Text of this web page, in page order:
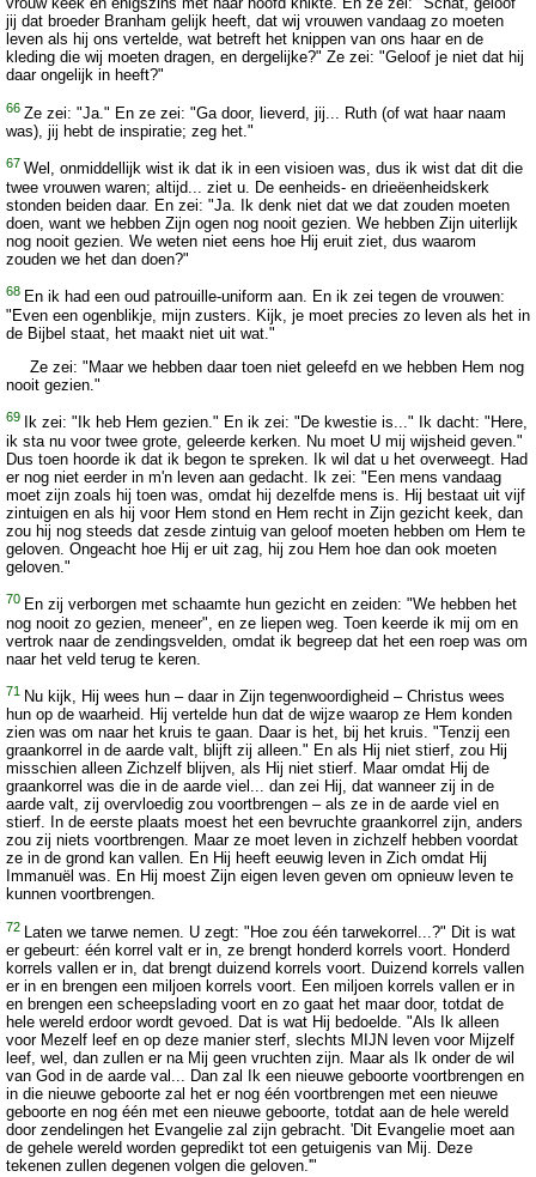
jij dat broeder Branham gelijk heeft, dat wij vrouwen vandaag zo moeten
leven als hij ons vertelde, wat betreft het knippen van ons haar en de
kleding die wij moeten dragen, en dergelijke?" Ze zei: "Geloof je niet dat hij
daar ongelijk in heeft?"
66 Ze zei: "Ja." En ze zei: "Ga door, lieverd, jij... Ruth (of wat haar naam
was), jij hebt de inspiratie; zeg het."
67 Wel, onmiddellijk wist ik dat ik in een visioen was, dus ik wist dat dit die
twee vrouwen waren; altijd... ziet u. De eenheids- en drieëenheidskerk
stonden beiden daar. En zei: "Ja. Ik denk niet dat we dat zouden moeten
doen, want we hebben Zijn ogen nog nooit gezien. We hebben Zijn uiterlijk
nog nooit gezien. We weten niet eens hoe Hij eruit ziet, dus waarom
zouden we het dan doen?"
68 En ik had een oud patrouille-uniform aan. En ik zei tegen de vrouwen:
"Even een ogenblikje, mijn zusters. Kijk, je moet precies zo leven als het in
de Bijbel staat, het maakt niet uit wat."
Ze zei: "Maar we hebben daar toen niet geleefd en we hebben Hem nog
nooit gezien."
69
Ik zei: "Ik heb Hem gezien." En ik zei: "De kwestie is..." Ik dacht: "Here,
ik sta nu voor twee grote, geleerde kerken. Nu moet U mij wijsheid geven."
Dus toen hoorde ik dat ik begon te spreken. Ik wil dat u het overweegt. Had
er nog niet eerder in m'n leven aan gedacht. Ik zei: "Een mens vandaag
moet zijn zoals hij toen was, omdat hij dezelfde mens is. Hij bestaat uit vijf
zintuigen en als hij voor Hem stond en Hem recht in Zijn gezicht keek, dan
zou hij nog steeds dat zesde zintuig van geloof moeten hebben om Hem te
geloven. Ongeacht hoe Hij er uit zag, hij zou Hem hoe dan ook moeten
geloven."
70 En zij verborgen met schaamte hun gezicht en zeiden: "We hebben het
nog nooit zo gezien, meneer", en ze liepen weg. Toen keerde ik mij om en
vertrok naar de zendingsvelden, omdat ik begreep dat het een roep was om
naar het veld terug te keren.
71 Nu kijk, Hij wees hun – daar in Zijn tegenwoordigheid – Christus wees
hun op de waarheid. Hij vertelde hun dat de wijze waarop ze Hem konden
zien was om naar het kruis te gaan. Daar is het, bij het kruis. "Tenzij een
graankorrel in de aarde valt, blijft zij alleen." En als Hij niet stierf, zou Hij
misschien alleen Zichzelf blijven, als Hij niet stierf. Maar omdat Hij de
graankorrel was die in de aarde viel... dan zei Hij, dat wanneer zij in de
aarde valt, zij overvloedig zou voortbrengen – als ze in de aarde viel en
stierf. In de eerste plaats moest het een bevruchte graankorrel zijn, anders
zou zij niets voortbrengen. Maar ze moet leven in zichzelf hebben voordat
ze in de grond kan vallen. En Hij heeft eeuwig leven in Zich omdat Hij
Immanuël was. En Hij moest Zijn eigen leven geven om opnieuw leven te
kunnen voortbrengen.
72 Laten we tarwe nemen. U zegt: "Hoe zou één tarwekorrel...?" Dit is wat
er gebeurt: één korrel valt er in, ze brengt honderd korrels voort. Honderd
korrels vallen er in, dat brengt duizend korrels voort. Duizend korrels vallen
er in en brengen een miljoen korrels voort. Een miljoen korrels vallen er in
en brengen een scheepslading voort en zo gaat het maar door, totdat de
hele wereld erdoor wordt gevoed. Dat is wat Hij bedoelde. "Als Ik alleen
voor Mezelf leef en op deze manier sterf, slechts MIJN leven voor Mijzelf
leef, wel, dan zullen er na Mij geen vruchten zijn. Maar als Ik onder de wil
van God in de aarde val... Dan zal Ik een nieuwe geboorte voortbrengen en
in die nieuwe geboorte zal het er nog één voortbrengen met een nieuwe
geboorte en nog één met een nieuwe geboorte, totdat aan de hele wereld
door zendelingen het Evangelie zal zijn gebracht. 'Dit Evangelie moet aan
de gehele wereld worden gepredikt tot een getuigenis van Mij. Deze
tekenen zullen degenen volgen die geloven.'"